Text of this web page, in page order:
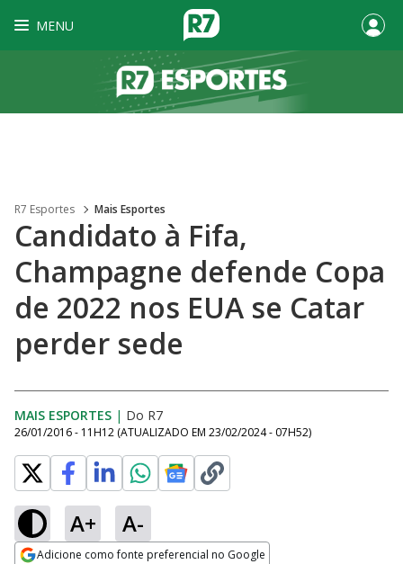
MENU
R7 Esportes Mais Esportes
Candidato à Fifa,
Champagne defende Copa
de 2022 nos EUA se Catar
perder sede
MAIS ESPORTES | Do R7
26/01/2016 - 11H12 (ATUALIZADO EM 23/02/2024 - 07H52)
A+ A-
Adicione como fonte preferencial no Google